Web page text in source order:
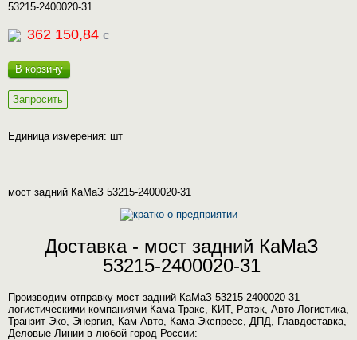
53215-2400020-31
362 150,84 c
В корзину
Запросить
Единица измерения: шт
мост задний КаМаЗ 53215-2400020-31
Доставка - мост задний КаМаЗ
53215-2400020-31
Производим отправку мост задний КаМаЗ 53215-2400020-31
логистическими компаниями Кама-Тракс, КИТ, Ратэк, Авто-Логистика,
Транзит-Эко, Энергия, Кам-Авто, Кама-Экспресс, ДПД, Главдоставка,
Деловые Линии в любой город России: